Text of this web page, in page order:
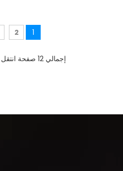
1
2
إجمالي 12 صفحة انتقل إلى الصفحة